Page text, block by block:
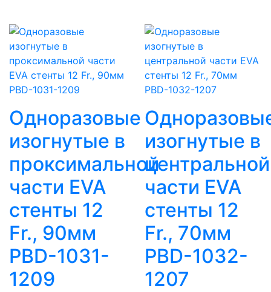
Одноразовые
изогнутые в
проксимальной
части EVA
стенты 12
Fr., 90мм
PBD-1031-
1209
изогнутые в
центральной
части EVA
стенты 12
Fr., 70мм
PBD-1032-
1207